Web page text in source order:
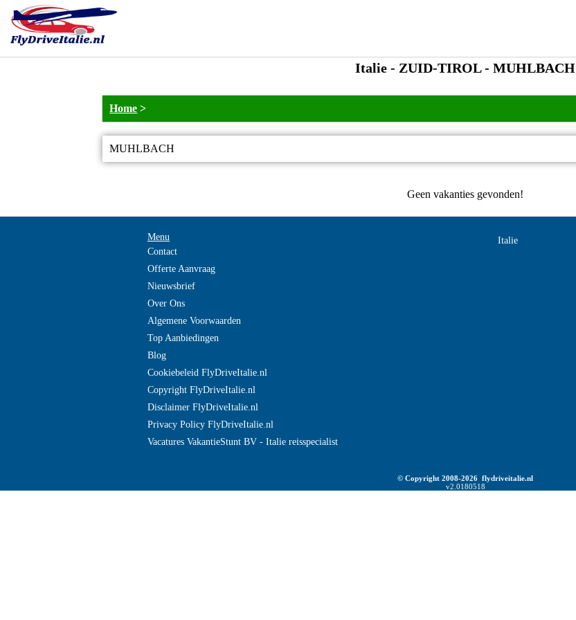
Italie - ZUID-TIROL - MUHLBACH
Home >
MUHLBACH
Geen vakanties gevonden!
Menu
Contact
Offerte Aanvraag
Nieuwsbrief
Over Ons
Algemene Voorwaarden
Top Aanbiedingen
Blog
Cookiebeleid FlyDriveItalie.nl
Copyright FlyDriveItalie.nl
Disclaimer FlyDriveItalie.nl
Privacy Policy FlyDriveItalie.nl
Vacatures VakantieStunt BV - Italie reisspecialist
Italie
© Copyright 2008-2026 flydriveitalie.nl
v2.0180518